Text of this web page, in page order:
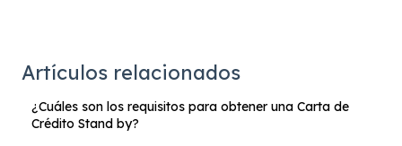
Artículos relacionados
¿Cuáles son los requisitos para obtener una Carta de
Crédito Stand by?